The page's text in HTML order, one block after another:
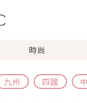
時尚
九州 四國